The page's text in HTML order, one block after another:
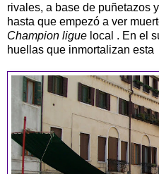
rivales, a base de puñetazos
hasta que empezó a ver
Champion ligue local . En el
huellas que inmortalizan esta